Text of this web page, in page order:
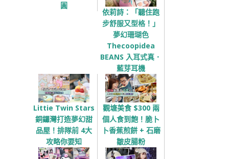
圓
依莉詩：「聽住跑
步舒服又型格！」
夢幻珊瑚色
Thecoopidea
BEANS 入耳式真．
藍芽耳機
Littie Twin Stars
銅鑼灣打造夢幻甜
品屋！排隊前 4大
攻略你要知
觀塘美食 $300 兩
個人食到飽！脆卜
卜香蕉煎餅 + 石磨
皺皮腸粉